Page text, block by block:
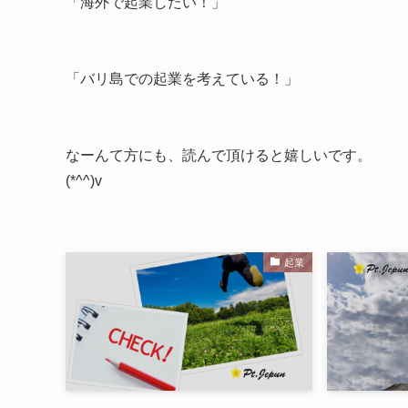
「バリ島での起業を考えている！」
なーんて方にも、読んで頂けると嬉しいです。
(*^^)v
起業